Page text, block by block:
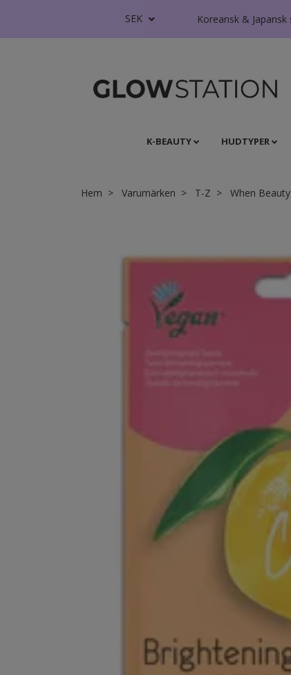
SEK Koreansk &
K-BEAUTY HUDTYPER
Hem Varumärken T-Z When Beauty